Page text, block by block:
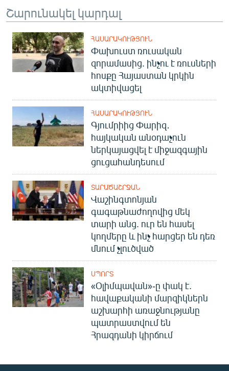
Շարունակել կարդալ
ՀԱՍԱՐԱԿՈՒԹՅՈՒՆ
Փախուստ ռուսական
զորամասից. ինչու է ռուսների
հոսքը Հայաստան կրկին
ակտիվացել
ՀԱՍԱՐԱԿՈՒԹՅՈՒՆ
Գյումրիից Փարիզ․
հայկական անօդաչուն
ներկայացվել է միջազգային
ցուցահանդեսում
ՏԱՐԱԾԱՇՐՋԱՆ
Վաշինգտոնյան
գագաթնաժողովից մեկ
տարի անց. ուր են հասել
կողմերը և ինչ հարցեր են դեռ
մնում չլուծված
ՍՊՈՐՏ
«Օլիմպավան»-ը փակ է.
հավաքականի մարզիկներն
աշխարհի առաջնությանը
պատրաստվում են
Հրազդանի կիրճում